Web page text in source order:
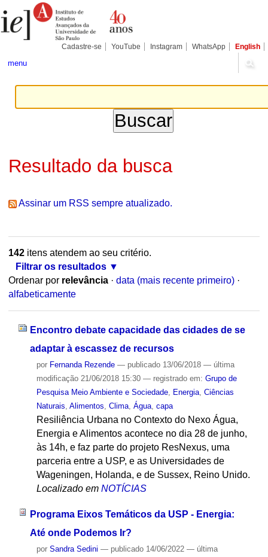
para
conteúdo.
Pessoais
Cadastre-se YouTube Instagram WhatsApp English
menu
Resultado da busca
Assinar um RSS sempre atualizado.
142itens atendem ao seu critério.
Filtrar os resultados
Ordenar por relevância · data (mais recente primeiro) ·
alfabeticamente
Encontro debate capacidade das cidades de se
adaptar à escassez de recursos
por Fernanda Rezende — publicado13/06/2018 — última
modificação21/06/2018 15:30 — registrado em: Grupo de
Pesquisa Meio Ambiente e Sociedade, Energia, Ciências
Naturais Alimentos Clima, Água, capa
Resiliência Urbana no Contexto do Nexo Água,
Energia e Alimentos acontece no dia 28 de junho,
às 14h, e faz parte do projeto ResNexus, uma
parceria entre a USP, e as Universidades de
Wageningen, Holanda, e de Sussex, Reino Unido.
Localizado em NOTÍCIAS
Programa Eixos Temáticos da USP - Energia:
Até onde Podemos Ir?
por Sandra Sedini — publicado14/06/2022 — última